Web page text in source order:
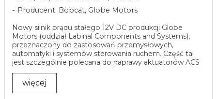
Producent: Bobcat, Globe Motors
Nowy silnik prądu stałego 12V DC produkcji Globe
Motors (oddział Labinal Components and Systems),
przeznaczony do zastosowań przemysłowych,
automatyki i systemów sterowania ruchem. Część ta
jest szczególnie polecana do naprawy aktuatorów ACS
w ...
więcej